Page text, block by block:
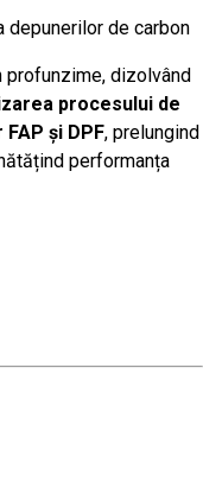
depunerilor de carbon
profunzime, dizolvând
procesului de
și DPF, prelungind
performanța